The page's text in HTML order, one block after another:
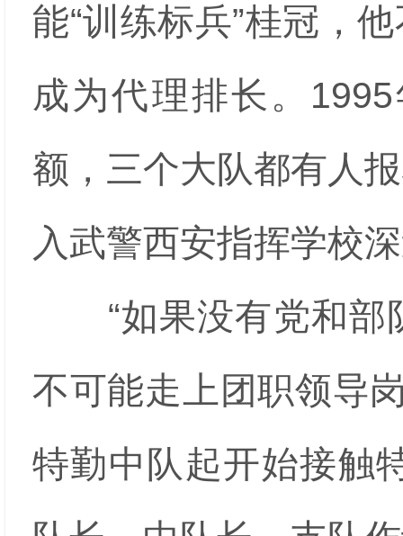
能“训练标兵”桂冠，
成为代理排长。
额，三个大队都有人
入武警西安指挥学校
“如果没有党和部
不可能走上团职领导
特勤中队起开始接触